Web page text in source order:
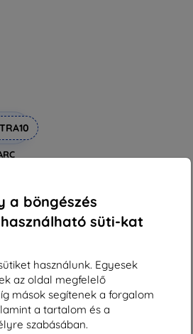
a böngészés
süti-kat
használunk. Egyesek
az oldal megfelelő
mások segítenek a forgalom
a tartalom és a
szabásában.